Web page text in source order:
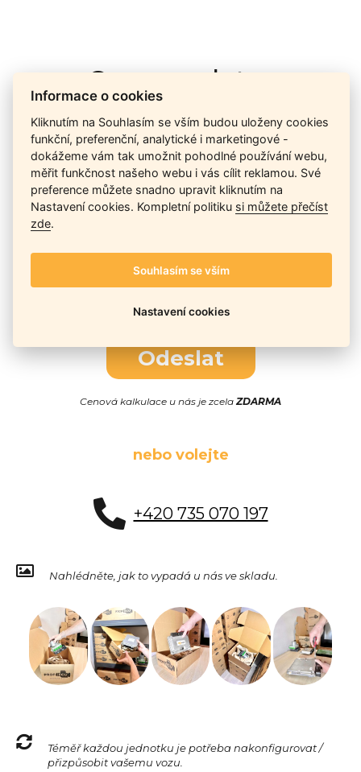
Cena na dotaz
Ceny závisí na množství kusů skladem, dostupnosti náhrad,
výkonnosti a atypičnosti daného modelu. Pokusíme se
nabídnoutaktuálněnejlepší cenu, a Vy si vyberete, co je pro
Vás nejvýhodnější.
Odeslat
Cenová kalkulace u nás je zcelaZDARMA
nebo volejte
+420 735 070 197
Nahlédněte, jak to vypadá u nás ve skladu.
Téměř každou jednotku je potřeba nakonfigurovat /
přizpůsobit vašemu vozu.
Informace o cookies
Kliknutím na Souhlasím se vším budou uloženy cookies
funkční, preferenční, analytické i marketingové -
dokážeme vám tak umožnit pohodlné používání webu,
měřit funkčnost našeho webu i vás cílit reklamou. Své
preference můžete snadno upravit kliknutím na
Nastavení cookies. Kompletní politiku si můžete přečíst
zde.
Souhlasím se vším
Nastavení cookies